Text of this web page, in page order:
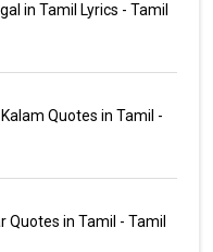
in Tamil Lyrics - Tamil
Quotes in Tamil -
Quotes in Tamil - Tamil